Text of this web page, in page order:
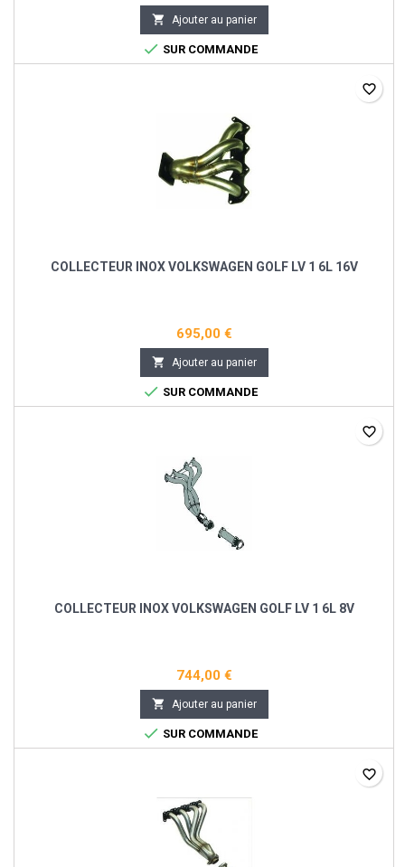
 Ajouter au panier
 SUR COMMANDE
COLLECTEUR INOX VOLKSWAGEN GOLF LV 1 6L 16V
695,00 €
 Ajouter au panier
 SUR COMMANDE
favorite_border
COLLECTEUR INOX VOLKSWAGEN GOLF LV 1 6L 8V
744,00 €
 Ajouter au panier
 SUR COMMANDE
favorite_border
favorite_border